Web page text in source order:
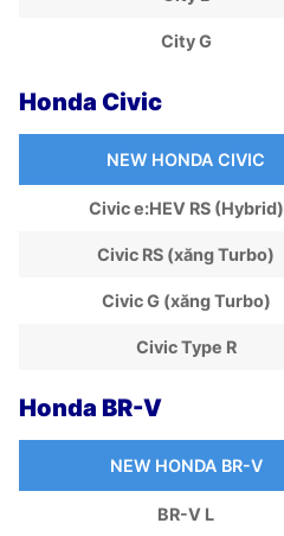
City G
Honda Civic
NEW HONDA CIVIC
Civic e:HEV RS (Hybrid)
Civic RS (xăng Turbo)
Civic G (xăng Turbo)
Civic Type R
Honda BR-V
NEW HONDA BR-V
BR-V L